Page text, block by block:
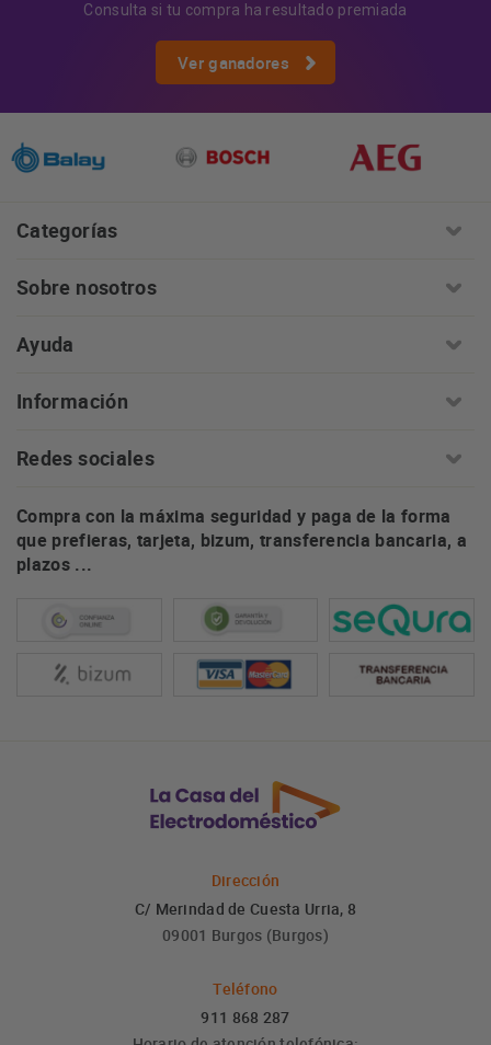
Consulta si tu compra ha resultado premiada
Ver ganadores
Categorías
Sobre nosotros
Ayuda
Información
Redes sociales
Compra con la máxima seguridad y paga de la forma
que prefieras, tarjeta, bizum, transferencia bancaria, a
plazos ...
Dirección
C/ Merindad de Cuesta Urria, 8
09001 Burgos (Burgos)
Teléfono
911 868 287